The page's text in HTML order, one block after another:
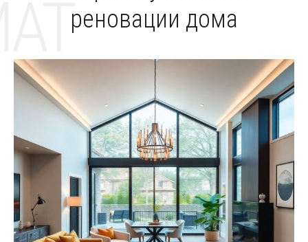
реновации дома